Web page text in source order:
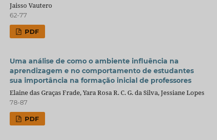
Jaisso Vautero
62-77
PDF
Uma análise de como o ambiente influência na
aprendizagem e no comportamento de estudantes
sua importância na formação inicial de professores
Elaine das Graças Frade, Yara Rosa R. C. G. da Silva, Jessiane Lopes
78-87
PDF